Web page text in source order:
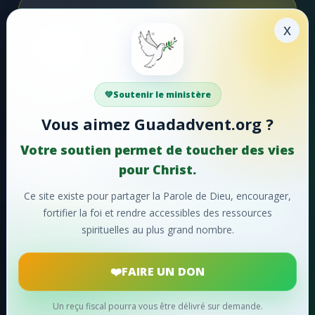
#48 - Tu m'as aimé, Seigneur!
#49 - Entendez-vous
#50 - Chantons, chantons sans cesse
#52 - Lorsque le ciel retentit
#53 - Faisons éclater notre joie
#54 - Ô charité suprême!
#55 - Ô merveilleuse histoire
#56 - Oh! que ne pouvons-nous
#57 - Divin Sauveur
Votre soutien aide Guadadvent.org à continuer sa
mission de foi, d'encouragement et d'édification.
❤️Faire un don maintenant
x
Soutenir le ministère
Vous aimez Guadadvent.org ?
Votre soutien permet de toucher des vies
pour Christ.
Ce site existe pour partager la Parole de Dieu, encourager,
fortifier la foi et rendre accessibles des ressources
spirituelles au plus grand nombre.
FAIRE UN DON
Un reçu fiscal pourra vous être délivré sur demande.